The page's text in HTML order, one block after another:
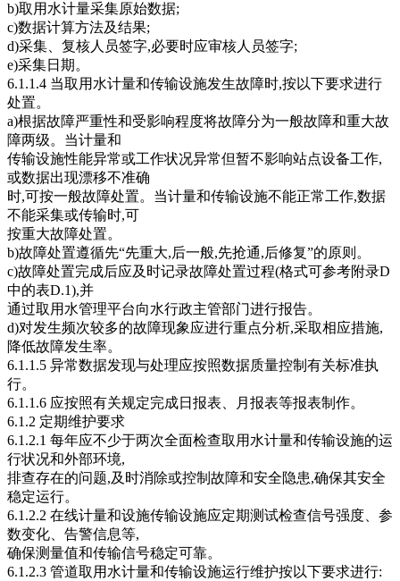
b)取用水计量采集原始数据;
c)数据计算方法及结果;
d)采集、复核人员签字,必要时应审核人员签字;
e)采集日期。
6.1.1.4 当取用水计量和传输设施发生故障时,按以下要求进行
处置。
a)根据故障严重性和受影响程度将故障分为一般故障和重大故
障两级。当计量和
传输设施性能异常或工作状况异常但暂不影响站点设备工作,
或数据出现漂移不准确
时,可按一般故障处置。当计量和传输设施不能正常工作,数据
不能采集或传输时,可
按重大故障处置。
b)故障处置遵循先“先重大,后一般,先抢通,后修复”的原则。
c)故障处置完成后应及时记录故障处置过程(格式可参考附录D
中的表D.1),并
通过取用水管理平台向水行政主管部门进行报告。
d)对发生频次较多的故障现象应进行重点分析,采取相应措施,
降低故障发生率。
6.1.1.5 异常数据发现与处理应按照数据质量控制有关标准执
行。
6.1.1.6 应按照有关规定完成日报表、月报表等报表制作。
6.1.2 定期维护要求
6.1.2.1 每年应不少于两次全面检查取用水计量和传输设施的运
行状况和外部环境,
排查存在的问题,及时消除或控制故障和安全隐患,确保其安全
稳定运行。
6.1.2.2 在线计量和设施传输设施应定期测试检查信号强度、参
数变化、告警信息等,
确保测量值和传输信号稳定可靠。
6.1.2.3 管道取用水计量和传输设施运行维护按以下要求进行: